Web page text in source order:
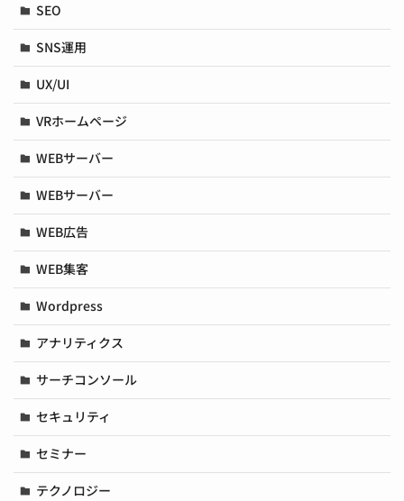
SEO
SNS運用
UX/UI
VRホームページ
WEBサーバー
WEBサーバー
WEB広告
WEB集客
Wordpress
アナリティクス
サーチコンソール
セキュリティ
セミナー
テクノロジー